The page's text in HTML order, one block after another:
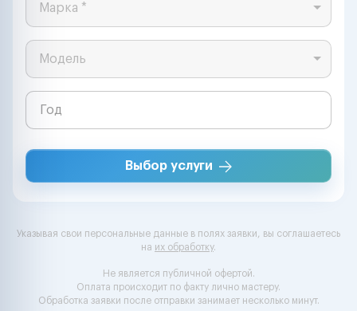
Марка *
Модель
Выбор услуги
Указывая свои персональные данные в полях заявки, вы соглашаетесь
на их обработку.
Не является публичной офертой.
Оплата происходит по факту лично мастеру.
Обработка заявки после отправки занимает несколько минут.